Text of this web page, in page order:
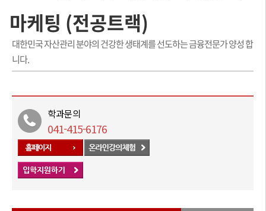
마케팅 (전공트랙)
대한민국 자산관리 분야의 건강한 생태계를 선도하는 금융전문가 양성 합
니다.
학과문의
041-415-6176